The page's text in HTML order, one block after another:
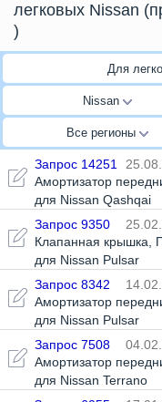
легковых Nissan
)
Для
Nissan
Все регионы
Запрос 14251
Амортизатор
для Nissan Qashqai
Запрос 9350
Клапанная крышка
для Nissan Pulsar
Запрос 8342
Амортизатор
для Nissan Pulsar
Запрос 7508
Амортизатор
для Nissan Terrano